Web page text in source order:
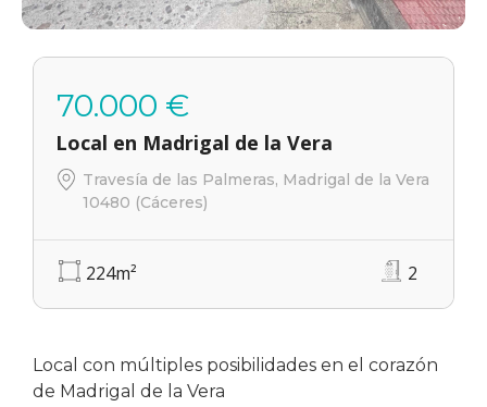
70.000 €
Local en Madrigal de la Vera
Travesía de las Palmeras, Madrigal de la Vera
10480 (Cáceres)
2
224m²
Local con múltiples posibilidades en el corazón
de Madrigal de la Vera